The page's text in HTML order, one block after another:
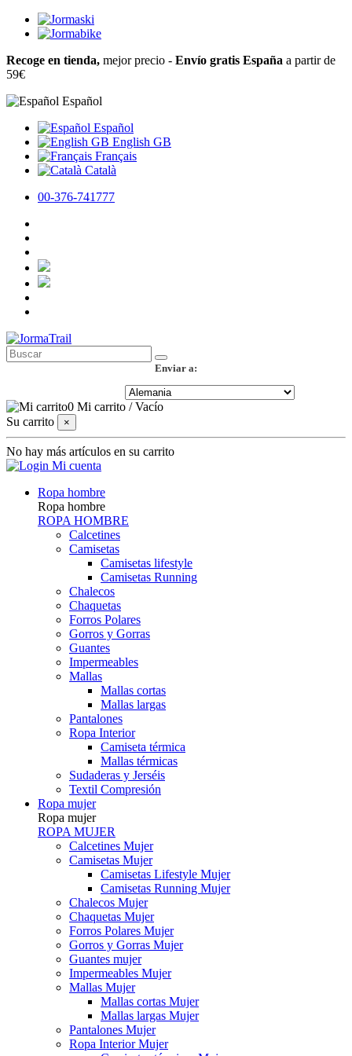
Recoge en tienda, mejor precio - Envío gratis España a partir de
59€
Español
Español
English GB
Français
Català
00-376-741777
Enviar a:
0 Mi carrito /Vacío
Su carrito
×
No hay más artículos en su carrito
Mi cuenta
Ropa hombre
Ropa hombre
ROPA HOMBRE
Calcetines
Camisetas
Camisetas lifestyle
Camisetas Running
Chalecos
Chaquetas
Forros Polares
Gorros y Gorras
Guantes
Impermeables
Mallas
Mallas cortas
Mallas largas
Pantalones
Ropa Interior
Camiseta térmica
Mallas térmicas
Sudaderas y Jerséis
Textil Compresión
Ropa mujer
Ropa mujer
ROPA MUJER
Calcetines Mujer
Camisetas Mujer
Camisetas Lifestyle Mujer
Camisetas Running Mujer
Chalecos Mujer
Chaquetas Mujer
Forros Polares Mujer
Gorros y Gorras Mujer
Guantes mujer
Impermeables Mujer
Mallas Mujer
Mallas cortas Mujer
Mallas largas Mujer
Pantalones Mujer
Ropa Interior Mujer